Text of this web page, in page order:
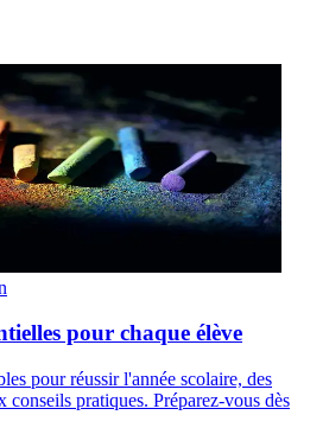
pour chaque élève
pour réussir l'année scolaire, des
conseils pratiques. Préparez-vous dès